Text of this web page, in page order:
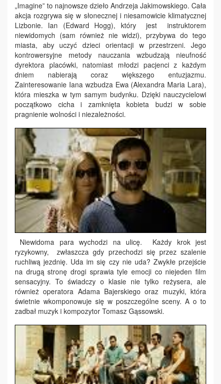
„Imagine” to najnowsze dzieło Andrzeja Jakimowskiego. Cała
akcja rozgrywa się w słonecznej i niesamowicie klimatycznej
Lizbonie. Ian (Edward Hogg), który jest instruktorem
niewidomych (sam również nie widzi), przybywa do tego
miasta, aby uczyć dzieci orientacji w przestrzeni. Jego
kontrowersyjne metody nauczania wzbudzają nieufność
dyrektora placówki, natomiast młodzi pacjenci z każdym
dniem nabierają coraz większego entuzjazmu.
Zainteresowanie Iana wzbudza Ewa (Alexandra Maria Lara),
która mieszka w tym samym budynku. Dzięki nauczycielowi
początkowo cicha i zamknięta kobieta budzi w sobie
pragnienie wolności i niezależności.
Niewidoma para wychodzi na ulicę. Każdy krok jest
ryzykowny, zwłaszcza gdy przechodzi się przez szalenie
ruchliwą jezdnię. Uda im się czy nie uda? Zwykłe przejście
na drugą stronę drogi sprawia tyle emocji co niejeden film
sensacyjny. To świadczy o klasie nie tylko reżysera, ale
również operatora Adama Bajerskiego oraz muzyki, która
świetnie wkomponowuje się w poszczególne sceny. A o to
zadbał muzyk i kompozytor Tomasz Gąssowski.